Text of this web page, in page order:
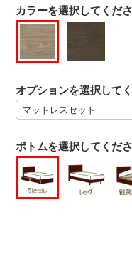
カラーを選択してくだ
オプションを選択して
ボトムを選択してくだ